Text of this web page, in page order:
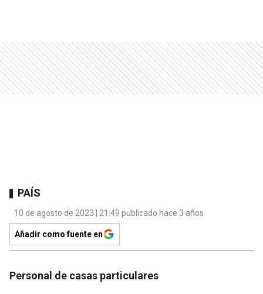
PAÍS
10 de agosto de 2023 | 21:49 publicado hace 3 años
Añadir como fuente en
Personal de casas particulares